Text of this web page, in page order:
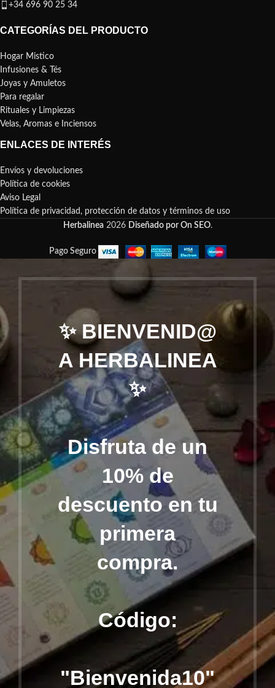
+34 696 90 25 34
CATEGORÍAS DEL PRODUCTO
Hogar Mistico
Infusiones & Tés
Joyas y Amuletos
Para regalar
Rituales y Limpiezas
Velas, Aromas e Inciensos
ENLACES DE INTERÉS
Envíos y devoluciones
Política de cookies
Aviso Legal
Política de privacidad, protección de datos y términos de uso
Herbalinea 2026 Diseñado por On SEO.
Pago Seguro
✨ BIENVENID@
A HERBALINEA
✨
Disfruta de un
10% de
descuento en tu
primera
compra.
Código:
"Bienvenida10"